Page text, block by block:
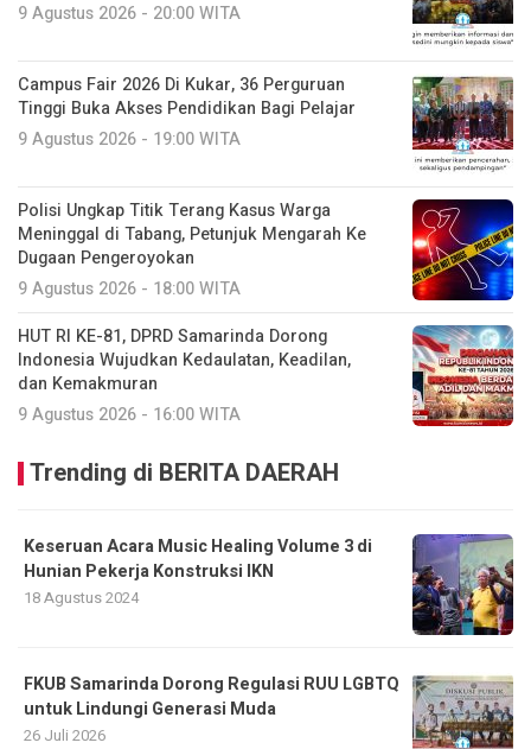
9 Agustus 2026 - 20:00 WITA
Campus Fair 2026 Di Kukar, 36 Perguruan
Tinggi Buka Akses Pendidikan Bagi Pelajar
9 Agustus 2026 - 19:00 WITA
Polisi Ungkap Titik Terang Kasus Warga
Meninggal di Tabang, Petunjuk Mengarah Ke
Dugaan Pengeroyokan
9 Agustus 2026 - 18:00 WITA
HUT RI KE-81, DPRD Samarinda Dorong
Indonesia Wujudkan Kedaulatan, Keadilan,
dan Kemakmuran
9 Agustus 2026 - 16:00 WITA
Trending di BERITA DAERAH
Keseruan Acara Music Healing Volume 3 di
Hunian Pekerja Konstruksi IKN
18 Agustus 2024
FKUB Samarinda Dorong Regulasi RUU LGBTQ
untuk Lindungi Generasi Muda
26 Juli 2026